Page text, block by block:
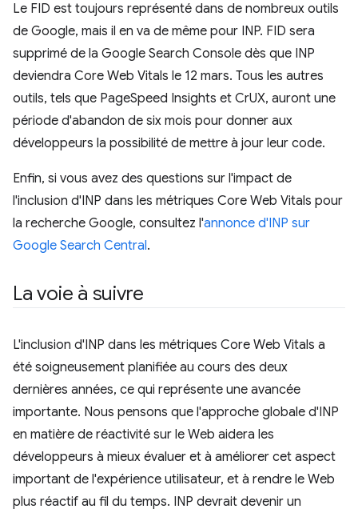
Le FID est toujours représenté dans de nombreux outils
de Google, mais il en va de même pour INP. FID sera
supprimé de la Google Search Console dès que INP
deviendra Core Web Vitals le 12 mars. Tous les autres
outils, tels que PageSpeed Insights et CrUX, auront une
période d'abandon de six mois pour donner aux
développeurs la possibilité de mettre à jour leur code.
Enfin, si vous avez des questions sur l'impact de
l'inclusion d'INP dans les métriques Core Web Vitals pour
la recherche Google, consultez l'annonce d'INP sur
Google Search Central.
La voie à suivre
L'inclusion d'INP dans les métriques Core Web Vitals a
été soigneusement planifiée au cours des deux
dernières années, ce qui représente une avancée
importante. Nous pensons que l'approche globale d'INP
en matière de réactivité sur le Web aidera les
développeurs à mieux évaluer et à améliorer cet aspect
important de l'expérience utilisateur, et à rendre le Web
plus réactif au fil du temps. INP devrait devenir un